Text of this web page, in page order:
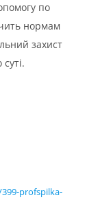
по
нормам
захист
profspilka-